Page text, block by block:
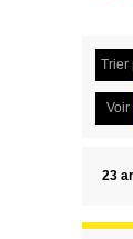
Trier
Voir
23